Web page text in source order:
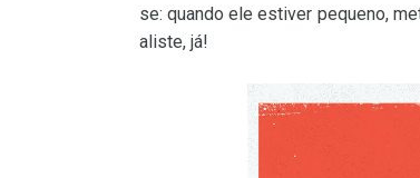
se: quando ele estiver pequeno,
aliste, já!